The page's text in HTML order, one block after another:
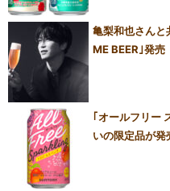
亀梨和也さんと
ME BEER｣発売
｢オールフリー
いの限定品が発